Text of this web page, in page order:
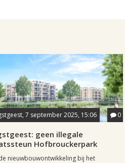
7 september 2025, 15:06 0
geen illegale
Hofbrouckerpark
nieuwbouwontwikkeling bij het